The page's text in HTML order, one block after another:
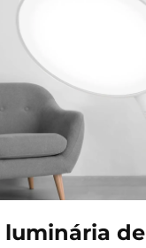
luminária de